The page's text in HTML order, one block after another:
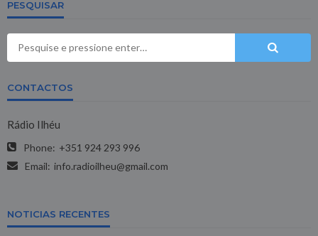
PESQUISAR
CONTACTOS
Rádio Ilhéu
Phone: +351 924 293 996
Email: info.radioilheu@gmail.com
NOTICIAS RECENTES